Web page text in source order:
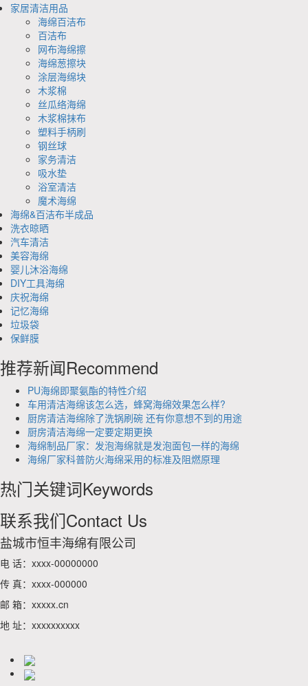
家居清洁用品
海绵百洁布
百洁布
网布海绵擦
海绵葱擦块
涂层海绵块
木浆棉
丝瓜络海绵
木浆棉抹布
塑料手柄刷
钢丝球
家务清洁
吸水垫
浴室清洁
魔术海绵
海绵&百洁布半成品
洗衣晾晒
汽车清洁
美容海绵
婴儿沐浴海绵
DIY工具海绵
庆祝海绵
记忆海绵
垃圾袋
保鲜膜
推荐新闻Recommend
PU海绵即聚氨酯的特性介绍
车用清洁海绵该怎么选，蜂窝海绵效果怎么样?
厨房清洁海绵除了洗锅刷碗 还有你意想不到的用途
厨房清洁海绵一定要定期更换
海绵制品厂家：发泡海绵就是发泡面包一样的海绵
海绵厂家科普防火海绵采用的标准及阻燃原理
热门关键词Keywords
联系我们Contact Us
盐城市恒丰海绵有限公司
电 话：xxxx-00000000
传 真：xxxx-000000
邮 箱：xxxxx.cn
地 址：xxxxxxxxxx